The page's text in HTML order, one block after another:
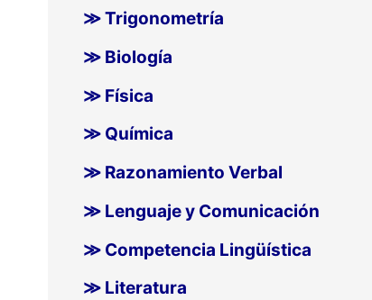
≫ Trigonometría
≫ Biología
≫ Física
≫ Química
≫ Razonamiento Verbal
≫ Lenguaje y Comunicación
≫ Competencia Lingüística
≫ Literatura